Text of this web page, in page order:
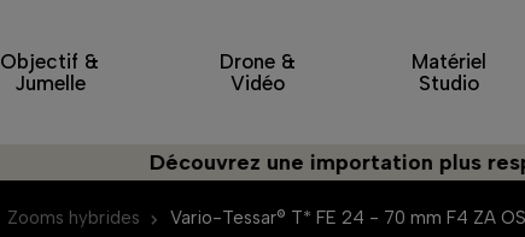
Objectif &
Jumelle
Drone &
Vidéo
Matériel
Studio
Découvrez une importation plus
Zooms hybrides Vario-Tessar® T* FE 24 - 70 mm F4 ZA